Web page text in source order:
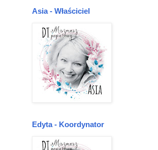
Asia - Właściciel
Edyta - Koordynator